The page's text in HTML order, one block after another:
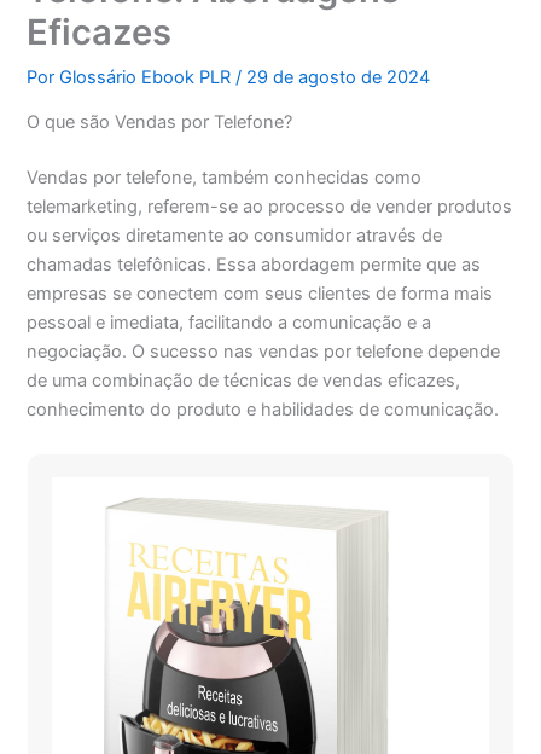
Eficazes
PorGlossário Ebook PLR/ 29 de agosto de 2024
O que são Vendas por Telefone?
Vendas por telefone, também conhecidas como
telemarketing, referem-se ao processo de vender produtos
ou serviços diretamente ao consumidor através de
chamadas telefônicas. Essa abordagem permite que as
empresas se conectem com seus clientes de forma mais
pessoal e imediata, facilitando a comunicação e a
negociação. O sucesso nas vendas por telefone depende
de uma combinação de técnicas de vendas eficazes,
conhecimento do produto e habilidades de comunicação.